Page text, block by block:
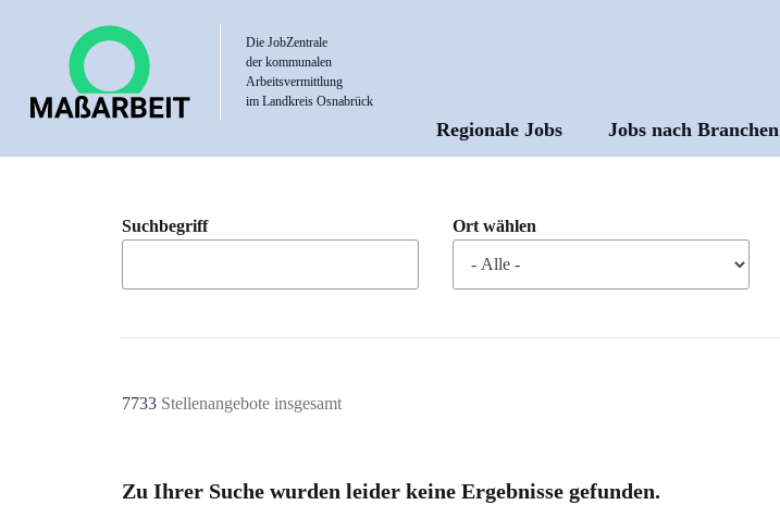
Die JobZentrale
der kommunalen
Arbeitsvermittlung
im Landkreis Osnabrück
Hauptnavigation
Regionale Jobs Jobs nach Branchen
Suchbegriff Ort wählen
7733 Stellenangebote insgesamt
Zu Ihrer Suche wurden leider keine Ergebnisse gefunden.